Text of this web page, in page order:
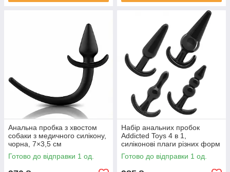
Анальна пробка з хвостом
собаки з медичного силікону,
чорна, 7×3,5 см
Готово до відправки 1 од.
Набір анальних пробок
Addicted Toys 4 в 1,
силіконові плаги різних форм
і розмірів, чорні
Готово до відправки 1 од.